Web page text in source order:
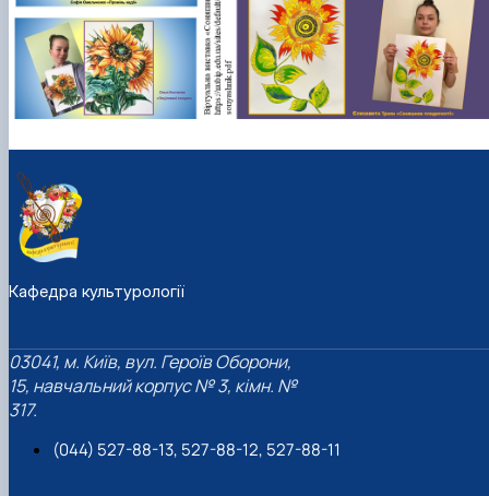
Кафедра культурології
03041, м. Київ, вул. Героїв Оборони,
15, навчальний корпус № 3, кімн. №
317.
(044) 527-88-13, 527-88-12, 527-88-11